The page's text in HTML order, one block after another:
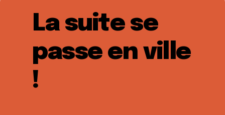
La suite se
passe en ville
!